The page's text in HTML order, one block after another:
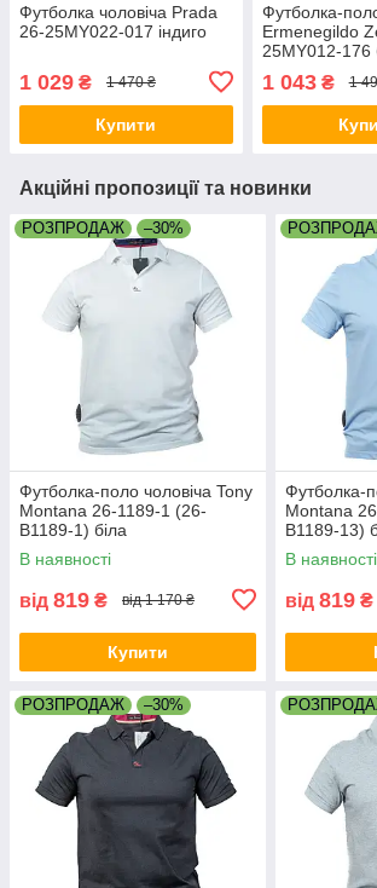
Футболка чоловіча Prada
26-25MY022-017 індиго
1 029 ₴ 1 470 ₴
Купити
Футболка-
Ermenegildo
25MY012-176
1 043₴ 1
Акційні пропозиції та новинки
РОЗПРОДАЖ –30%
Футболка-поло чоловіча Tony
Montana 26-1189-1 (26-
B1189-1) біла
В наявності
від 819 ₴ від 1 170 ₴
Купити
Футболка-
Montana
B1189-13)
В наявності
від 819 ₴
РОЗПРОДАЖ –30%